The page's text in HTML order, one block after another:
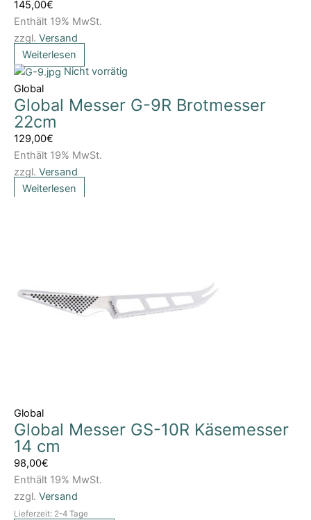
145,00€
Enthält 19% MwSt.
zzgl. Versand
Weiterlesen
Nicht vorrätig
Global
Global Messer G-9R Brotmesser
22cm
129,00€
Enthält 19% MwSt.
zzgl. Versand
Weiterlesen
Global
Global Messer GS-10R Käsemesser
14 cm
98,00€
Enthält 19% MwSt.
zzgl. Versand
Lieferzeit: 2-4 Tage